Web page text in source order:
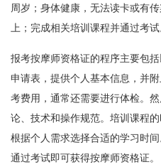
周岁；身体健康，无法读卡或有
上；完成相关培训课程并通过考试
报考按摩师资格证的程序主要包
申请表，提供个人基本信息，并
考费用，通常还需要进行体检。
论、技术和操作规范。培训课程
根据个人需求选择合适的学习时
通过考试即可获得按摩师资格证。